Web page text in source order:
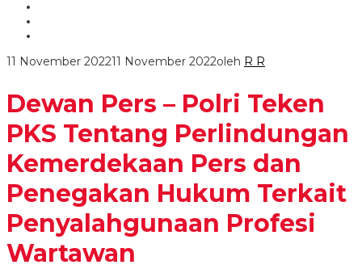
11 November 202211 November 2022oleh R R
Dewan Pers – Polri Teken
PKS Tentang Perlindungan
Kemerdekaan Pers dan
Penegakan Hukum Terkait
Penyalahgunaan Profesi
Wartawan